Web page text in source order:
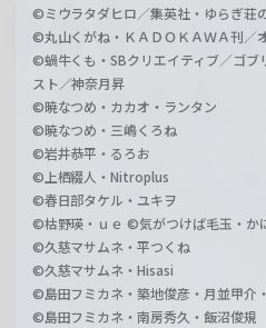
©ミウラタダヒロ／集英社・ゆらぎ荘
©丸山くがね・ＫＡＤＯＫＡＷＡ刊／
©蝸牛くも・SBクリエイティブ／ゴ
スト／神奈月昇
©暁なつめ・カカオ・ランタン
©暁なつめ・三嶋くろね
©岩井恭平・るろお
©上栖綴人・Nitroplus
©春日部タケル・ユキヲ
©枯野瑛・ｕｅ ©気がつけば毛玉・か
©久慈マサムネ・平つくね
©久慈マサムネ・Hisasi
©島田フミカネ・築地俊彦・月並甲介
©島田フミカネ・南房秀久・飯沼俊規